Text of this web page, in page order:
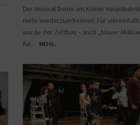
Der Musical Dome am Kölner
mehr wiederzuerkennen. Für
wurde der Zeltbau – auch „blauer
für...
MEHR...